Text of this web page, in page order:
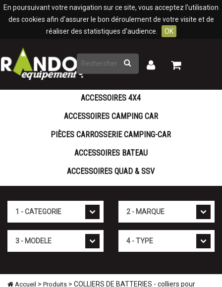
En poursuivant votre navigation sur ce site, vous acceptez l'utilisation
des cookies afin d'assurer le bon déroulement de votre visite et de
réaliser des statistiques d'audience.
OK
Rechercher
Mon
Mon
ACCESSOIRES 4X4
ACCESSOIRES CAMPING CAR
PIÈCES CARROSSERIE CAMPING-CAR
ACCESSOIRES BATEAU
ACCESSOIRES QUAD & SSV
Accueil > Produits > COLLIERS DE BATTERIES - colliers pour
Panneau de gestion des cookies